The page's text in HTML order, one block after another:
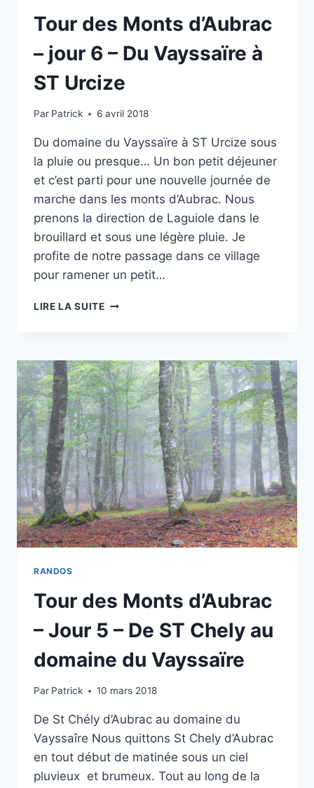
Tour des Monts d’Aubrac
– jour 6 – Du Vayssaïre à
ST Urcize
Par Patrick 6 avril 2018
Du domaine du Vayssaïre à ST Urcize sous
la pluie ou presque… Un bon petit déjeuner
et c’est parti pour une nouvelle journée de
marche dans les monts d’Aubrac. Nous
prenons la direction de Laguiole dans le
brouillard et sous une légère pluie. Je
profite de notre passage dans ce village
pour ramener un petit…
LIRE LA SUITETOUR
–
JOUR
6
–
DU
VAYSSAÏRE
À
ST
URCIZE
RANDOS
Tour des Monts d’Aubrac
– Jour 5 – De ST Chely au
domaine du Vayssaïre
Par Patrick 10 mars 2018
De St Chély d’Aubrac au domaine du
Vayssaîre Nous quittons St Chely d’Aubrac
en tout début de matinée sous un ciel
pluvieux et brumeux. Tout au long de la